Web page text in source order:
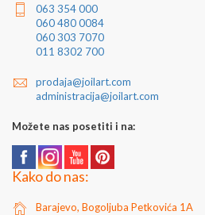
063 354 000
060 480 0084
060 303 7070
011 8302 700
prodaja@joilart.com
administracija@joilart.com
Možete nas posetiti i na:
Kako do nas:
Barajevo, Bogoljuba Petkovića 1A